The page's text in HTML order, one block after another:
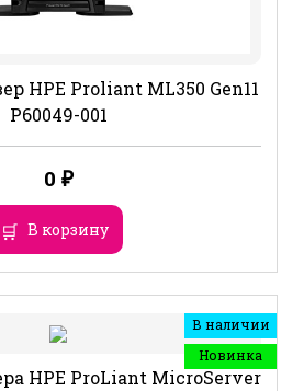
HPE Proliant ML350 Gen11
P60049-001
0 ₽
В корзину
В наличии
Новинка
HPE ProLiant MicroServer